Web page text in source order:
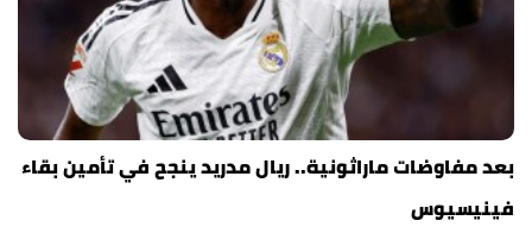
بعد مفاوضات ماراثونية.. ريال مدريد ينجح في تأمين بقاء
فينيسيوس